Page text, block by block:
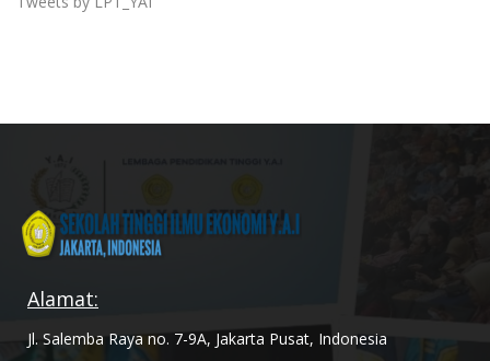
Alamat:
Jl. Salemba Raya no. 7-9A, Jakarta Pusat, Indonesia